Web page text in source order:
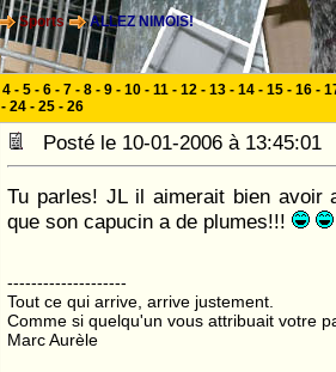
Sports ALLEZ NIMOIS!
4 - 5 - 6 - 7 - 8 - 9 - 10 - 11 - 12 - 13 - 14 - 15 - 16 -
- 24 - 25 - 26
Posté le 10-01-2006 à
Tu parles! JL il aimerait bien avoir
que son capucin a de plumes!!!
--------------------
Tout ce qui arrive, arrive justement.
Comme si quelqu'un vous attribuait votre
Marc Aurèle